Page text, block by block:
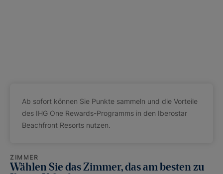
Ab sofort können Sie Punkte sammeln und die Vorteile
des IHG One Rewards-Programms in den Iberostar
Beachfront Resorts nutzen.
ZIMMER
Wählen Sie das Zimmer, das am besten zu